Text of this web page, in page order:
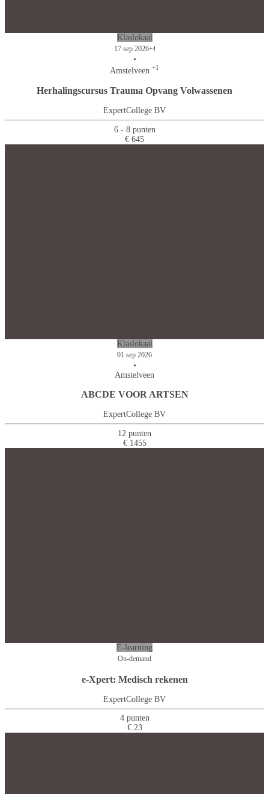
Klaslokaal
17 sep 2026+4
•
Amstelveen +1
Herhalingscursus Trauma Opvang Volwassenen
ExpertCollege BV
6 - 8 punten
€ 645
Klaslokaal
01 sep 2026
•
Amstelveen
ABCDE VOOR ARTSEN
ExpertCollege BV
12 punten
€ 1455
E-learning
On-demand
e-Xpert: Medisch rekenen
ExpertCollege BV
4 punten
€ 23